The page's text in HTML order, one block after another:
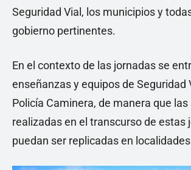
Seguridad Vial, los municipios y
gobierno pertinentes.
En el contexto de las jornadas se
enseñanzas y equipos de Seguridad
Policía Caminera, de manera que
realizadas en el transcurso de estas
puedan ser replicadas en